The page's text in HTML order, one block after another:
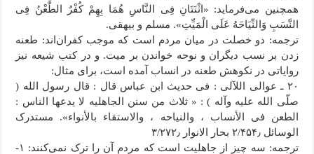
همچنین می‌فرماید: «اثْنَتَانِ فِی النَّاسِ هُمَا بِهِمْ کُفْرٌ الطَّعْنُ فِی
النَّسَبِ وَالنِّیَاحَهُ عَلَی الْمَیِّتِ». مسلم و بیهقی.
ترجمه: دو خصلت در میان مردم است که موجب کفران‌اند: طعنه
زدن بر نسب دیگران و نوحه خواندن بر میت. و در کتب شیعه نیز
روایاتی در نکوهش طعنه در انساب آمده است، برای مثال:
٢٠ ـ عوالی اللآلی : فی حدیث ابن عباس قال : قال رسول الله (
صلّى الله علیه وآله ) : « ثلاث من سنن الجاهلیه لا یدعها الناس :
الطعن فی الأنساب ، والنیاحه ، والاستقاء بالأنواء». مستدرک
الوسائل ۲/۴۵۴٫ بحار الانوار ۳/۲۷۲٫
ترجمه: سه چیز از جاهلیت است که مردم آن را ترک نمی‌کنند: ۱-